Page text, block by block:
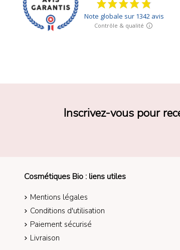
Inscrivez-vous pour
Cosmétiques Bio : liens utiles
Mentions légales
Conditions d'utilisation
Paiement sécurisé
Livraison